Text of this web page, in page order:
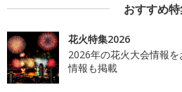
おすすめ
花火特集2026
2026年の花火大会情報
情報も掲載